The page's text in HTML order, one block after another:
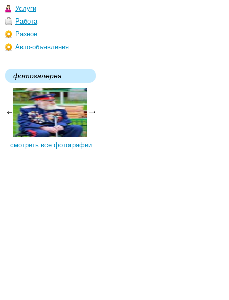
Услуги
Работа
Разное
Авто-объявления
фотогалерея
смотреть все фотографии